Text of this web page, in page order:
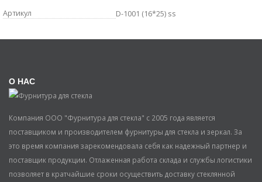
Артикул
D-1001 (16*25) ss
О НАС
Компания ООО "Фурнитура для стекла" с 2005 года является
поставщиком и производителем фурнитуры для стекла и зеркал. За
это время компания зарекомендовала себя как надежный партнер и
поставщик продукции. Отлаженная работа склада и службы логистики
позволяет в кратчайшие сроки осуществить доставку стеклянной